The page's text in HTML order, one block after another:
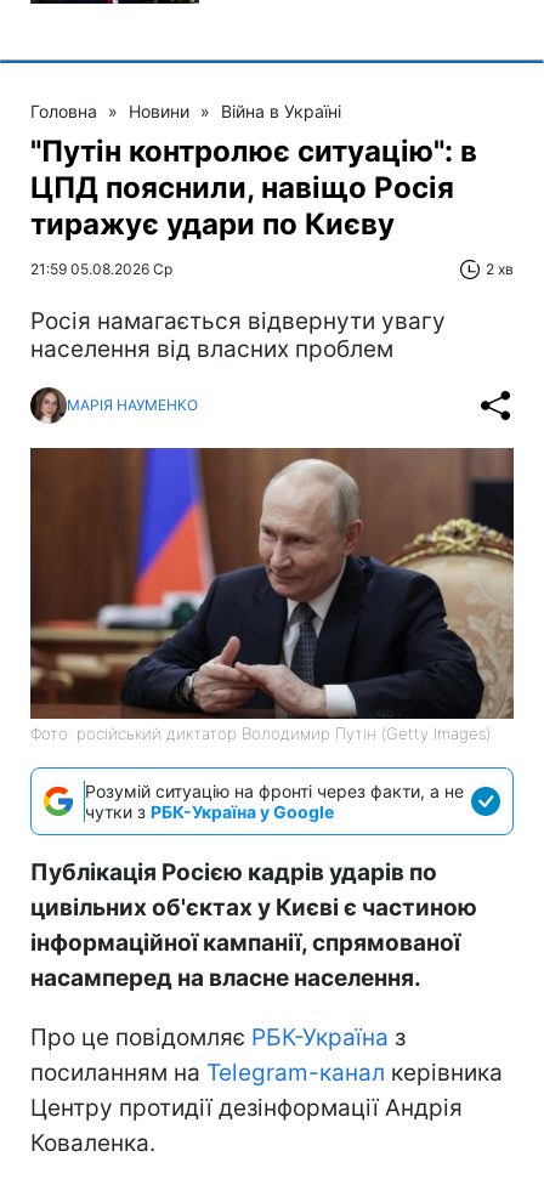
Головна » Новини » Війна в Україні
"Путін контролює ситуацію": в
ЦПД пояснили, навіщо Росія
тиражує удари по Києву
21:59 05.08.2026 Ср 2 хв
Росія намагається відвернути увагу
населення від власних проблем
МАРІЯ НАУМЕНКО
Фото: російський диктатор Володимир Путін (Getty Images)
Розумій ситуацію на фронті через факти, а не
чутки з РБК-Україна у Google
Публікація Росією кадрів ударів по
цивільних об'єктах у Києві є частиною
інформаційної кампанії, спрямованої
насамперед на власне населення.
Про це повідомляє РБК-Україна з
посиланням на Telegram-канал керівника
Центру протидії дезінформації Андрія
Коваленка.